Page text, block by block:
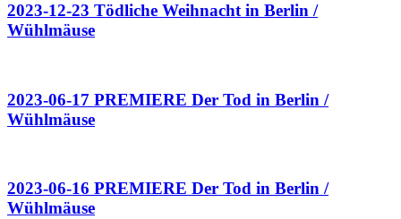
2023-12-23 Tödliche Weihnacht in Berlin /
Wühlmäuse
2023-06-17 PREMIERE Der Tod in Berlin /
Wühlmäuse
2023-06-16 PREMIERE Der Tod in Berlin /
Wühlmäuse